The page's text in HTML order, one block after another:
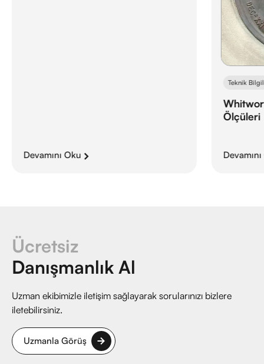
Devamını Oku
Teknik
Ölçüleri
Ücretsiz
Danışmanlık Al
Uzman ekibimizle iletişim sağlayarak sorularınızı bizlere
iletebilirsiniz.
Uzmanla Görüş